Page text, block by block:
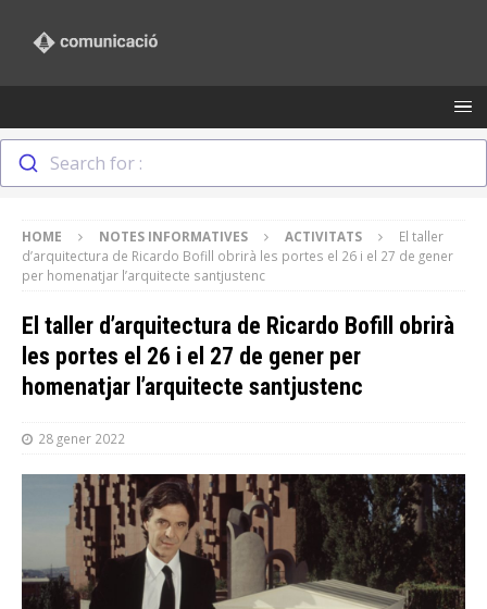
Search for :
HOME NOTES INFORMATIVES ACTIVITATS
El taller
d’arquitectura de Ricardo Bofill obrirà les portes el 26 i el 27 de gener
per homenatjar l’arquitecte santjustenc
El taller d’arquitectura de Ricardo Bofill obrirà
les portes el 26 i el 27 de gener per
homenatjar l’arquitecte santjustenc
28 gener 2022